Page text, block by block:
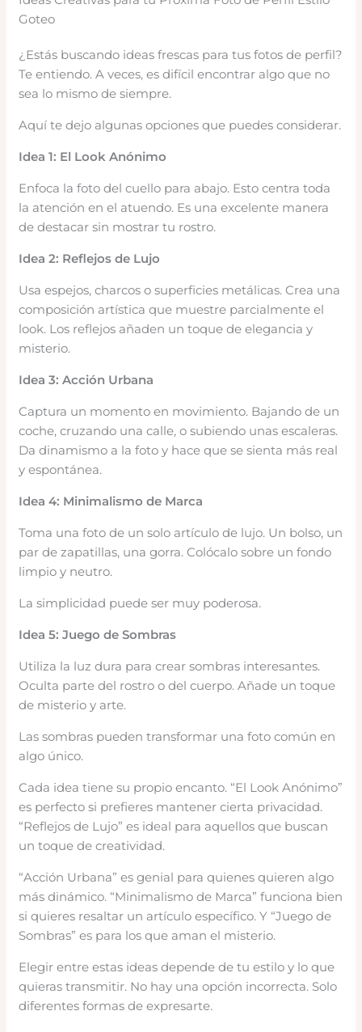
Goteo
¿Estás buscando ideas frescas para tus fotos de perfil?
Te entiendo. A veces, es difícil encontrar algo que no
sea lo mismo de siempre.
Aquí te dejo algunas opciones que puedes considerar.
Idea 1: El Look Anónimo
Enfoca la foto del cuello para abajo. Esto centra toda
la atención en el atuendo. Es una excelente manera
de destacar sin mostrar tu rostro.
Idea 2: Reflejos de Lujo
Usa espejos, charcos o superficies metálicas. Crea una
composición artística que muestre parcialmente el
look. Los reflejos añaden un toque de elegancia y
misterio.
Idea 3: Acción Urbana
Captura un momento en movimiento. Bajando de un
coche, cruzando una calle, o subiendo unas escaleras.
Da dinamismo a la foto y hace que se sienta más real
y espontánea.
Idea 4: Minimalismo de Marca
Toma una foto de un solo artículo de lujo. Un bolso, un
par de zapatillas, una gorra. Colócalo sobre un fondo
limpio y neutro.
La simplicidad puede ser muy poderosa.
Idea 5: Juego de Sombras
Utiliza la luz dura para crear sombras interesantes.
Oculta parte del rostro o del cuerpo. Añade un toque
de misterio y arte.
Las sombras pueden transformar una foto común en
algo único.
Cada idea tiene su propio encanto. “El Look Anónimo”
es perfecto si prefieres mantener cierta privacidad.
“Reflejos de Lujo” es ideal para aquellos que buscan
un toque de creatividad.
“Acción Urbana” es genial para quienes quieren algo
más dinámico. “Minimalismo de Marca” funciona bien
si quieres resaltar un artículo específico. Y “Juego de
Sombras” es para los que aman el misterio.
Elegir entre estas ideas depende de tu estilo y lo que
quieras transmitir. No hay una opción incorrecta. Solo
diferentes formas de expresarte.